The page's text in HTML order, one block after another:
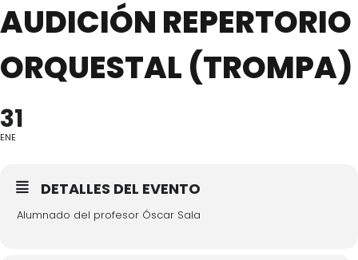
AUDICIÓN REPERTORIO
ORQUESTAL (TROMPA)
31
ENE
DETALLES DEL EVENTO
Alumnado del profesor Óscar Sala